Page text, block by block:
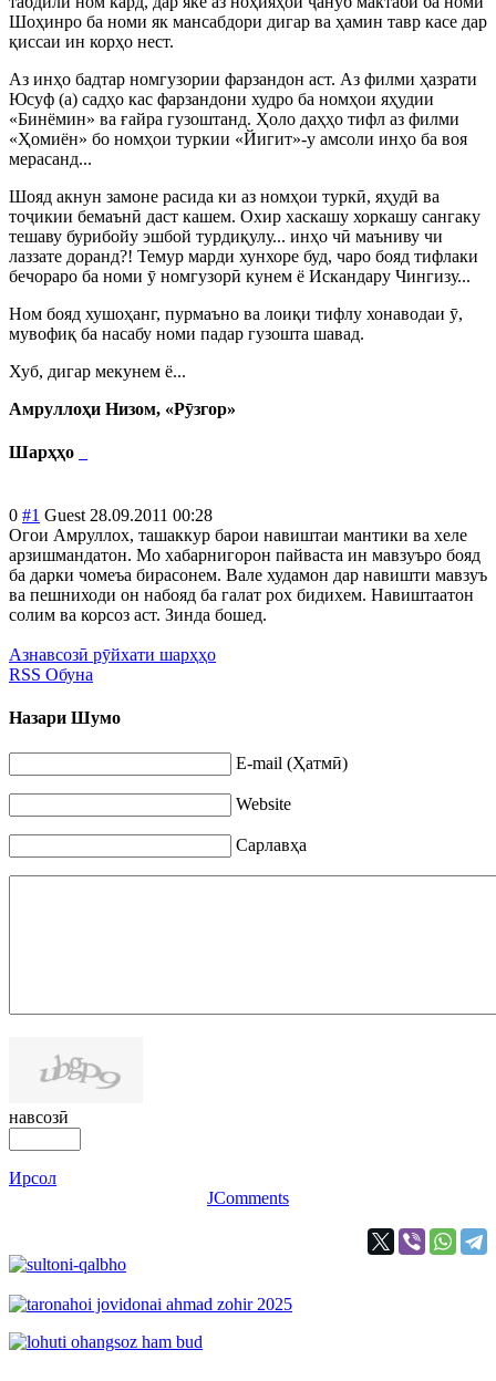
Шоҳинро ба номи як мансабдори дигар ва ҳамин тавр касе дар
қиссаи ин корҳо нест.
Аз инҳо бадтар номгузории фарзандон аст. Аз филми ҳазрати
Юсуф (а) садҳо кас фарзандони худро ба номҳои яҳудии
«Бинёмин» ва ғайра гузоштанд. Ҳоло даҳҳо тифл аз филми
«Ҳомиён» бо номҳои туркии «Йигит»-у амсоли инҳо ба воя
мерасанд...
Шояд акнун замоне расида ки аз номҳои туркӣ, яҳудӣ ва
тоҷикии бемаънӣ даст кашем. Охир хаскашу хоркашу сангаку
тешаву бурибойу эшбой турдиқулу... инҳо чӣ маъниву чи
лаззате доранд?! Темур марди хунхоре буд, чаро бояд тифлаки
бечораро ба номи ӯ номгузорӣ кунем ё Искандару Чингизу...
Ном бояд хушоҳанг, пурмаъно ва лоиқи тифлу хонаводаи ӯ,
мувофиқ ба насабу номи падар гузошта шавад.
Хуб, дигар мекунем ё...
Амруллоҳи Низом, «Рӯзгор»
Шарҳҳо
0 #1 Guest 28.09.2011 00:28
Огои Амруллох, ташаккур барои навиштаи мантики ва хеле
арзишмандатон. Мо хабарнигорон пайваста ин мавзуъро бояд
ба дарки чомеъа бирасонем. Вале худамон дар навишти мавзуъ
ва пешниходи он набояд ба галат рох бидихем. Навиштаатон
солим ва корсоз аст. Зинда бошед.
Азнавсозӣ рӯйхати шарҳҳо
RSS Обуна
Назари Шумо
E-mail (Ҳатмӣ)
Website
Сарлавҳа
навсозӣ
Ирсол
JComments